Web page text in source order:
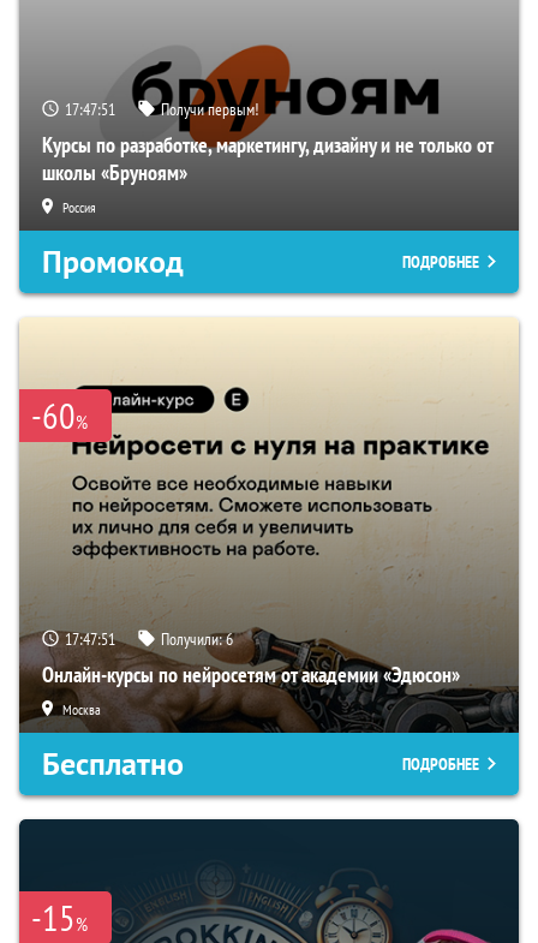
17:47:50 Получи первым!
Курсы по разработке, маркетингу, дизайну и не только от
школы «Бруноям»
Россия
Промокод ПОДРОБНЕЕ
-60%
17:47:50 Получили:6
Онлайн-курсы по нейросетям от академии «Эдюсон»
Москва
Бесплатно ПОДРОБНЕЕ
-15%